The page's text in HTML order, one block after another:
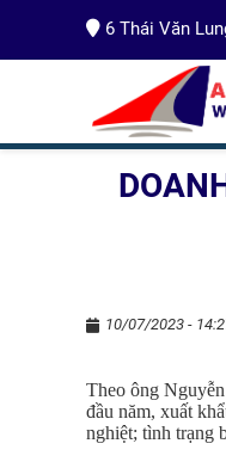
6 Thái Văn
Trang chủ » Tin
10/07/2023 -
Theo ông
đầu năm, xuất
nghiệt; tình trạng